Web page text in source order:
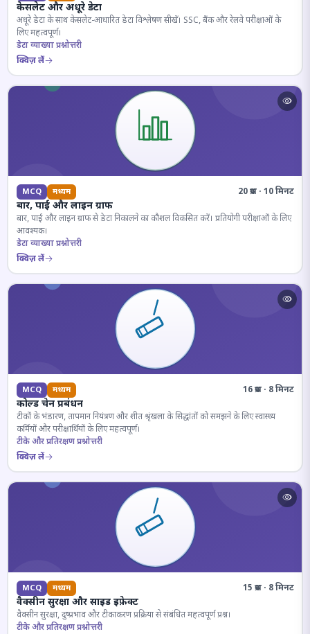
केसलेट और अधूरे डेटा
अधूरे डेटा के साथ केसलेट-आधारित डेटा विश्लेषण सीखें। SSC, बैंक और रेलवे परीक्षाओं के
लिए महत्वपूर्ण।
डेटा व्याख्या प्रश्नोत्तरी
क्विज़ लें
MCQ मध्यम 20 प्रश्न · 10 मिनट
बार, पाई और लाइन ग्राफ
बार, पाई और लाइन ग्राफ से डेटा निकालने का कौशल विकसित करें। प्रतियोगी परीक्षाओं के लिए
आवश्यक।
डेटा व्याख्या प्रश्नोत्तरी
क्विज़ लें
MCQ मध्यम 16 प्रश्न · 8 मिनट
कोल्ड चेन प्रबंधन
टीकों के भंडारण, तापमान नियंत्रण और शीत श्रृंखला के सिद्धांतों को समझने के लिए स्वास्थ्य
कर्मियों और परीक्षार्थियों के लिए महत्वपूर्ण।
टीके और प्रतिरक्षण प्रश्नोत्तरी
क्विज़ लें
MCQ मध्यम 15 प्रश्न · 8 मिनट
वैक्सीन सुरक्षा और साइड इफ़ेक्ट
वैक्सीन सुरक्षा, दुष्प्रभाव और टीकाकरण प्रक्रिया से संबंधित महत्वपूर्ण प्रश्न।
टीके और प्रतिरक्षण प्रश्नोत्तरी